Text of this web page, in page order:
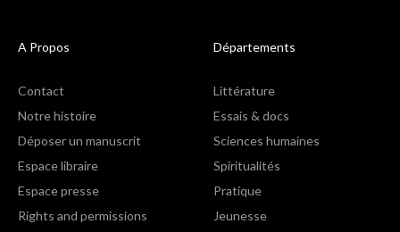
A Propos
Contact
Notre histoire
Déposer un manuscrit
Espace libraire
Espace presse
Rights and permissions
Départements
Littérature
Essais & docs
Sciences humaines
Spiritualités
Pratique
Jeunesse